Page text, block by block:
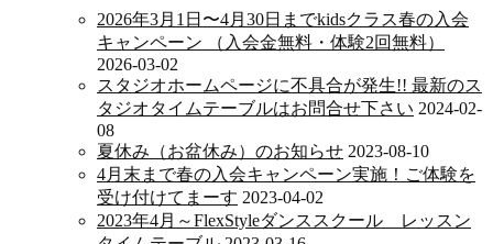
2026年3月1日〜4月30日までkidsクラス春の入会
キャンペーン （入会金無料・体験2回無料）
2026-03-02
スタジオホームページに不具合が発生!! 最新のス
タジオタイムテーブルはお問合せ下さい 2024-02-
08
夏休み（お盆休み）のお知らせ 2023-08-10
4月末まで春の入会キャンペーン実施！ご体験を
受け付けてまーす 2023-04-02
2023年4月～FlexStyleダンススクール レッスン